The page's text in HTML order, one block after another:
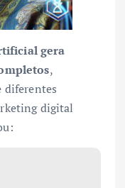
gera
,
diferentes
digital